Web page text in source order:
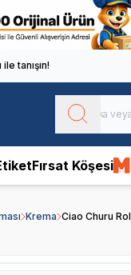
tanışın!
Fırsat Köşesi
Krema Ciao Churu